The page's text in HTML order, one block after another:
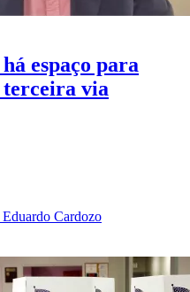
espaço para
terceira via
Eduardo Cardozo